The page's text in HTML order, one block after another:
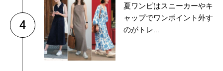
4
夏ワンピはスニーカーやキ
ャップでワンポイント外す
のがトレ...